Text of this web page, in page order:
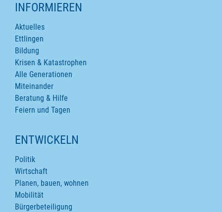
INFORMIEREN
Aktuelles
Ettlingen
Bildung
Krisen & Katastrophen
Alle Generationen
Miteinander
Beratung & Hilfe
Feiern und Tagen
ENTWICKELN
Politik
Wirtschaft
Planen, bauen, wohnen
Mobilität
Bürgerbeteiligung